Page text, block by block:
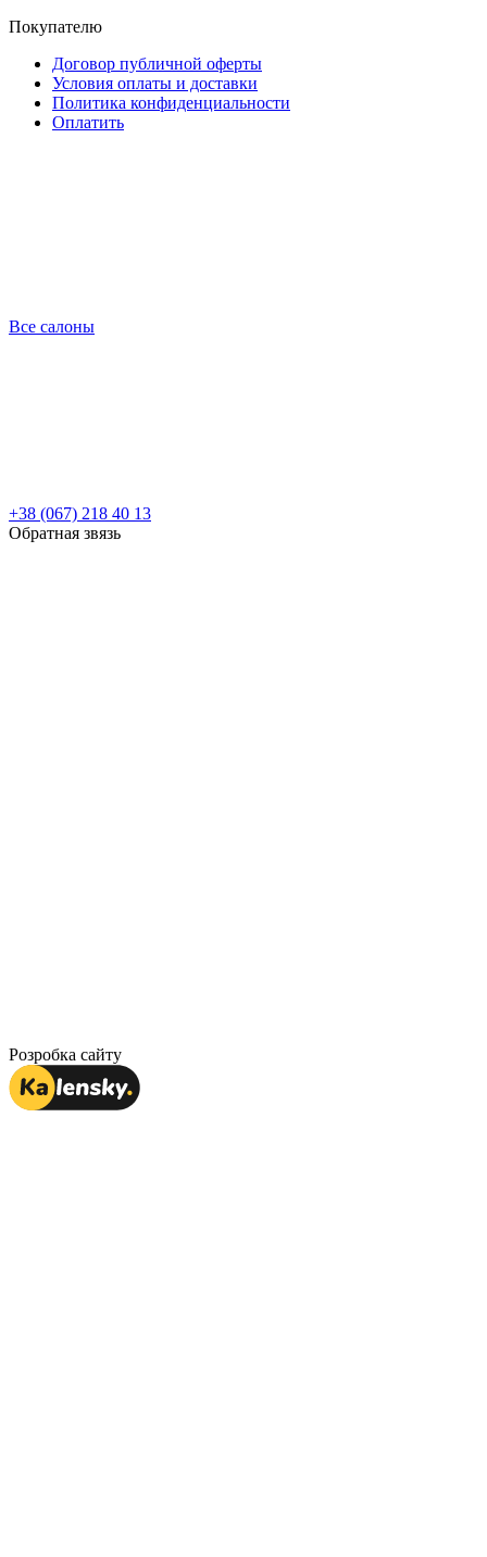
Покупателю
Договор публичной оферты
Условия оплаты и доставки
Политика конфиденциальности
Оплатить
Все салоны
+38 (067) 218 40 13
Обратная звязь
Розробка сайту